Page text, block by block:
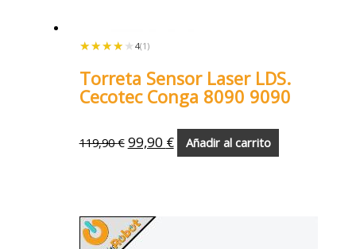
★★★★★
★★★★★ 4(1)
Torreta Sensor Laser LDS.
Cecotec Conga 8090 9090
119,90€ 99,90 € Añadir al carrito